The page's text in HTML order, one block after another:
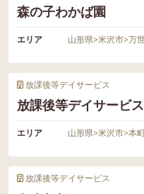
森の子わかば園
エリア 山形県>米沢市>万
放課後等デイサービス
放課後等デイサービ
エリア 山形県>米沢市>本
放課後等デイサービス